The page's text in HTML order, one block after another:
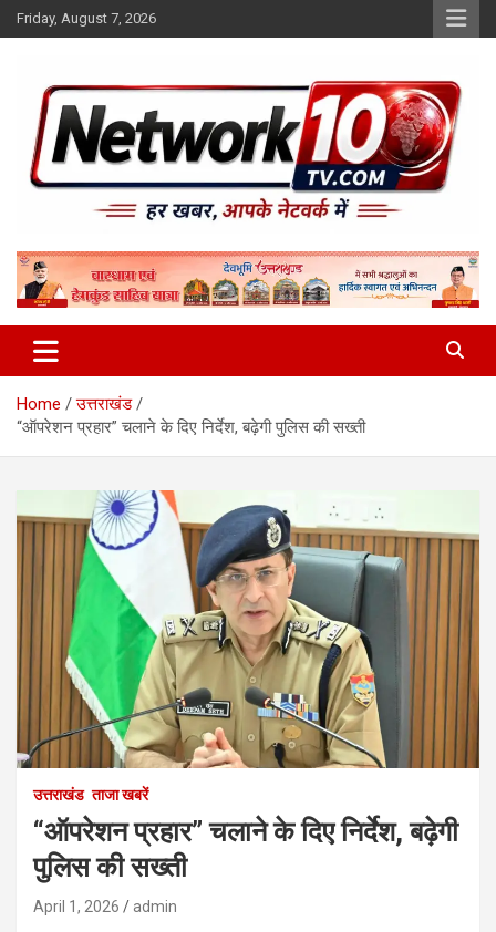
Skip
to
Friday, August 7, 2026
Network10tv
Home
उत्तराखंड
“ऑपरेशन प्रहार” चलाने के दिए निर्देश, बढ़ेगी पुलिस की सख्ती
उत्तराखंड ताजा खबरें
“ऑपरेशन प्रहार” चलाने के दिए निर्देश, बढ़ेगी
पुलिस की सख्ती
April 1, 2026 admin